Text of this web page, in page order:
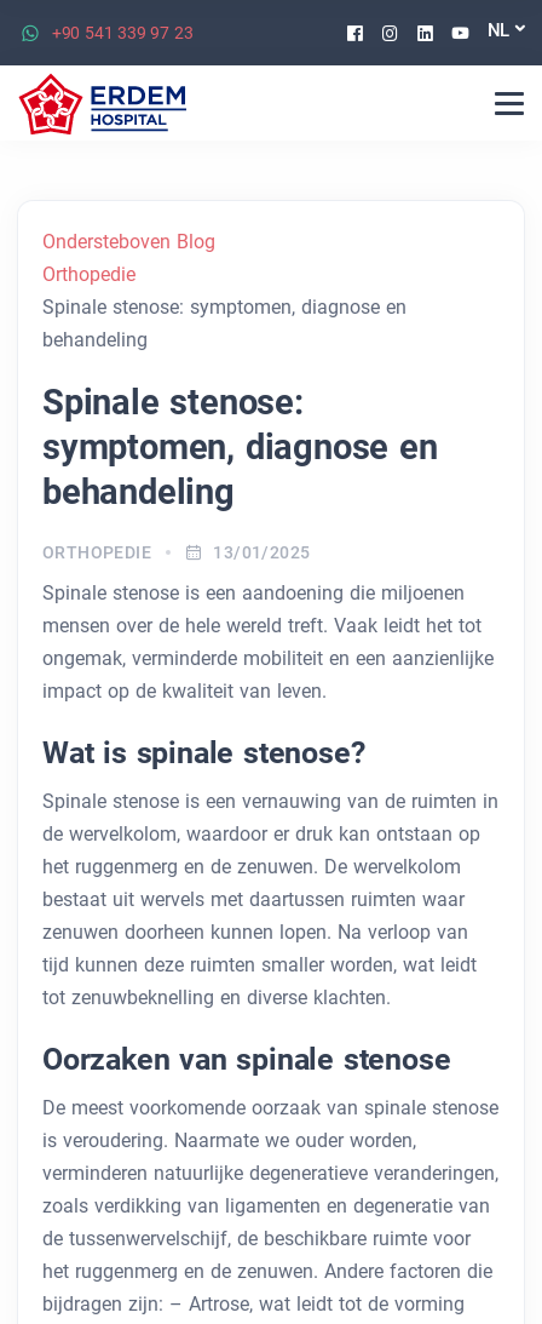
+90 541 339 97 23 Facebook
Instagram
Linkedin
NL
Ondersteboven Blog
Orthopedie
Spinale stenose: symptomen, diagnose en
behandeling
Spinale stenose:
symptomen, diagnose en
behandeling
ORTHOPEDIE 13/01/2025
Spinale stenose is een aandoening die miljoenen
mensen over de hele wereld treft. Vaak leidt het tot
ongemak, verminderde mobiliteit en een aanzienlijke
impact op de kwaliteit van leven.
Wat is spinale stenose?
Spinale stenose is een vernauwing van de ruimten in
de wervelkolom, waardoor er druk kan ontstaan ​​op
het ruggenmerg en de zenuwen. De wervelkolom
bestaat uit wervels met daartussen ruimten waar
zenuwen doorheen kunnen lopen. Na verloop van
tijd kunnen deze ruimten smaller worden, wat leidt
tot zenuwbeknelling en diverse klachten.
Oorzaken van spinale stenose
De meest voorkomende oorzaak van spinale stenose
is veroudering. Naarmate we ouder worden,
verminderen natuurlijke degeneratieve veranderingen,
zoals verdikking van ligamenten en degeneratie van
de tussenwervelschijf, de beschikbare ruimte voor
het ruggenmerg en de zenuwen. Andere factoren die
bijdragen zijn: – Artrose, wat leidt tot de vorming